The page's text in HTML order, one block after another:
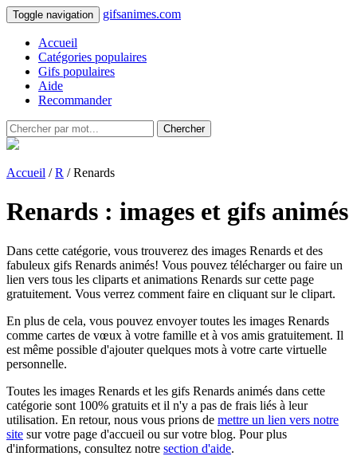
Toggle navigation gifsanimes.com
Accueil
Catégories populaires
Gifs populaires
Aide
Recommander
Chercher
Accueil /R / Renards
Renards : images et gifs animés
Dans cette catégorie, vous trouverez des images Renards et des
fabuleux gifs Renards animés! Vous pouvez télécharger ou faire un
lien vers tous les cliparts et animations Renards sur cette page
gratuitement. Vous verrez comment faire en cliquant sur le clipart.
En plus de cela, vous pouvez envoyer toutes les images Renards
comme cartes de vœux à votre famille et à vos amis gratuitement. Il
est même possible d'ajouter quelques mots à votre carte virtuelle
personnelle.
Toutes les images Renards et les gifs Renards animés dans cette
catégorie sont 100% gratuits et il n'y a pas de frais liés à leur
utilisation. En retour, nous vous prions de mettre un lien vers notre
site sur votre page d'accueil ou sur votre blog. Pour plus
d'informations, consultez notre section d'aide.